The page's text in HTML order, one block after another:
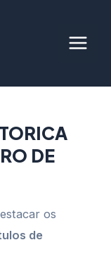
DE
os
de